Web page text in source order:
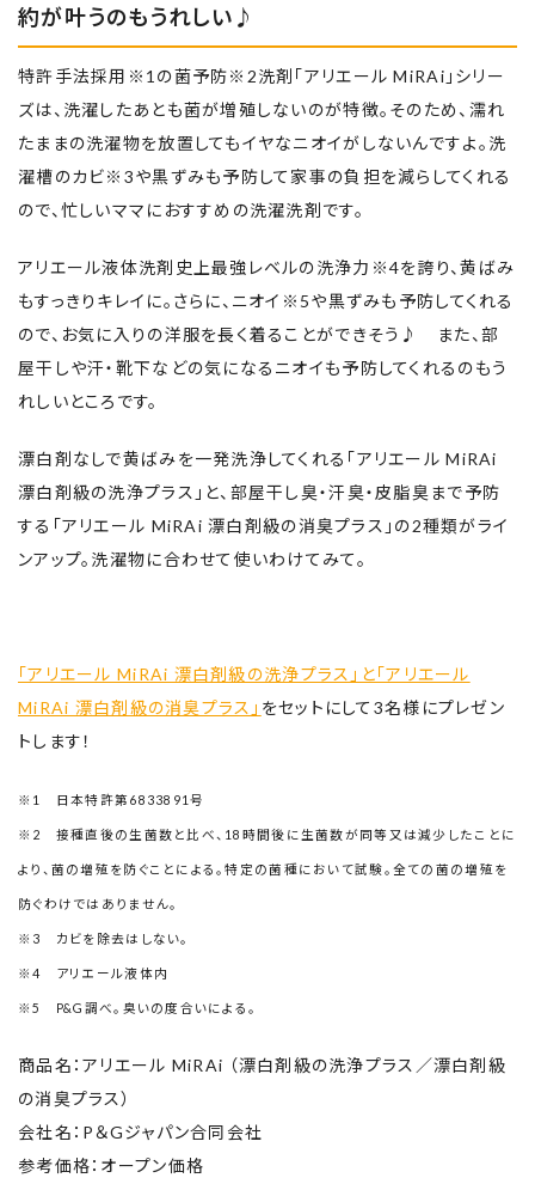
約が叶うのもうれしい♪
特許手法採用※1の菌予防※2洗剤「アリエール MiRAi」シリー
ズは、洗濯したあとも菌が増殖しないのが特徴。そのため、濡れ
たままの洗濯物を放置してもイヤなニオイがしないんですよ。洗
濯槽のカビ※3や黒ずみも予防して家事の負担を減らしてくれる
ので、忙しいママにおすすめの洗濯洗剤です。
アリエール液体洗剤史上最強レベルの洗浄力※4を誇り、黄ばみ
もすっきりキレイに。さらに、ニオイ※5や黒ずみも予防してくれる
ので、お気に入りの洋服を長く着ることができそう♪ また、部
屋干しや汗・靴下などの気になるニオイも予防してくれるのもう
れしいところです。
漂白剤なしで黄ばみを一発洗浄してくれる「アリエール MiRAi
漂白剤級の洗浄プラス」と、部屋干し臭・汗臭・皮脂臭まで予防
する「アリエール MiRAi 漂白剤級の消臭プラス」の2種類がライ
ンアップ。洗濯物に合わせて使いわけてみて。
「アリエール MiRAi 漂白剤級の洗浄プラス」と「アリエール
MiRAi 漂白剤級の消臭プラス」 をセットにして3名様にプレゼン
トします！
※1 日本特許第6833891号
※2 接種直後の生菌数と比べ、18時間後に生菌数が同等又は減少したことに
より、菌の増殖を防ぐことによる。特定の菌種において試験。全ての菌の増殖を
防ぐわけではありません。
※3 カビを除去はしない。
※4 アリエール液体内
※5 P&G調べ。臭いの度合いによる。
商品名：アリエール MiRAi （漂白剤級の洗浄プラス／漂白剤級
の消臭プラス）
会社名：P＆Gジャパン合同会社
参考価格：オープン価格